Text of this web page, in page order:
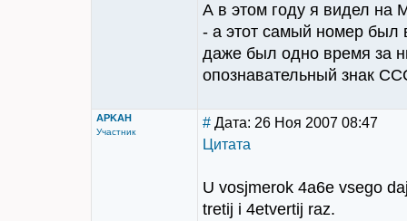
А в этом году я видел на
- а этот самый номер был
даже был одно время за
опознавательный знак
APKAH
Участник
# Дата: 26 Ноя 2007 08:47
Цитата
U vosjmerok 4a6e vsego
tretij i 4etvertij raz.